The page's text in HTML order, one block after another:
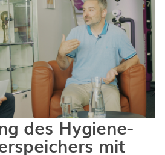
des Hygiene-
mit